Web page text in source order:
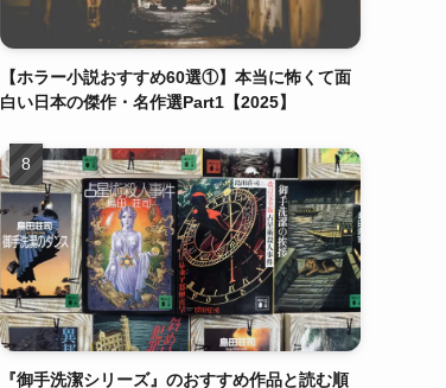
【ホラー小説おすすめ60選①】本当に怖くて面
白い日本の傑作・名作選Part1【2025】
『御手洗潔シリーズ』のおすすめ作品と読む順